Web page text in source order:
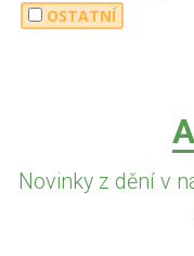
OSTATNÍ
A
Novinky z dění v